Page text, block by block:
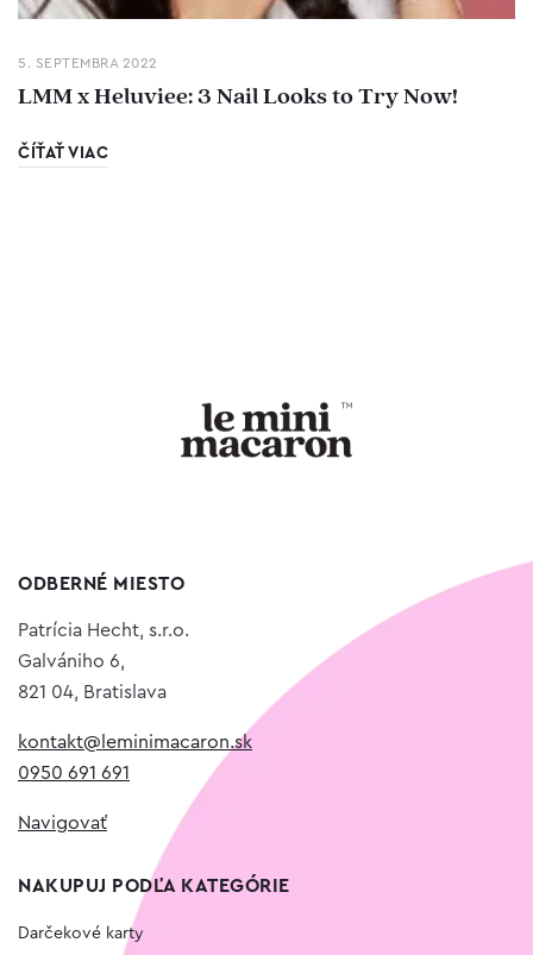
5. SEPTEMBRA 2022
LMM x Heluviee: 3 Nail Looks to Try Now!
ČÍŤAŤ VIAC
ODBERNÉ MIESTO
Patrícia Hecht, s.r.o.
Galvániho 6,
821 04, Bratislava
kontakt@leminimacaron.sk
0950 691 691
Navigovať
NAKUPUJ PODĽA KATEGÓRIE
Darčekové karty